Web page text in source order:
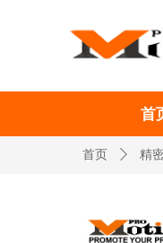
首
首页 ꄲ 精